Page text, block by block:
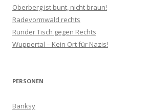
Oberberg ist bunt, nicht braun!
Radevormwald rechts
Runder Tisch gegen Rechts
Wuppertal – Kein Ort für Nazis!
PERSONEN
Banksy